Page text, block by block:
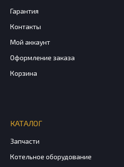
Гарантия
Контакты
Мой аккаунт
Оформление заказа
Корзина
КАТАЛОГ
Запчасти
Котельное оборудование